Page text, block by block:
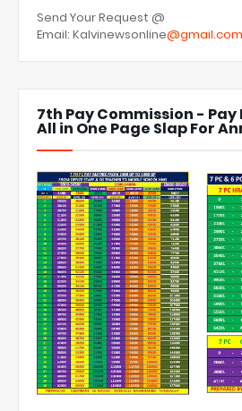
Send Your Request @
Email: Kalvinewsonline@gmail.com
7th Pay Commission - Pay
All in One Page Slap For